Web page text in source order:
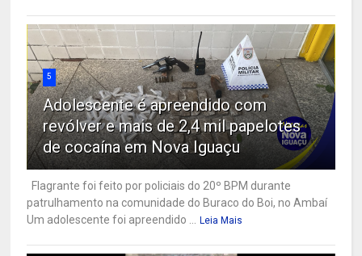
5
Adolescente é apreendido com
revólver e mais de 2,4 mil papelotes
de cocaína em Nova Iguaçu
Flagrante foi feito por policiais do 20º BPM durante
patrulhamento na comunidade do Buraco do Boi, no Ambaí
Um adolescente foi apreendido ... Leia Mais